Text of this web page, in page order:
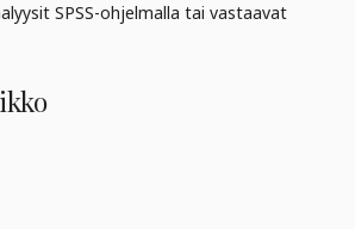
SPSS-ohjelmalla tai vastaavat